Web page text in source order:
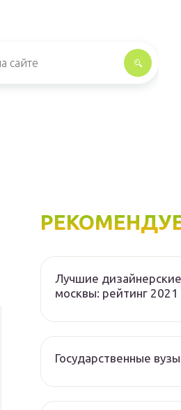
Лучшие
москвы: рейтинг 2021
Государственные